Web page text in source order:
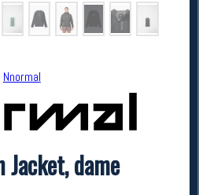
Nnormal
Jacket, dame
Nnormal